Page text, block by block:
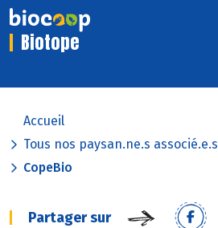
Biotope
Accueil
Tous nos paysan.ne.s associé.e.s
CopeBio
Partager sur